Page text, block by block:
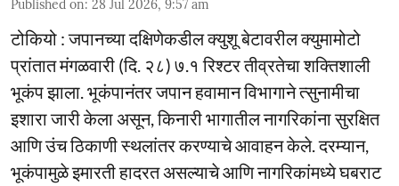
Published on: 28 Jul 2026, 9:57 am
टोकियो : जपानच्या दक्षिणेकडील क्युशू बेटावरील क्युमामोटो
प्रांतात मंगळवारी (दि. २८) ७.१ रिश्टर तीव्रतेचा शक्तिशाली
भूकंप झाला. भूकंपानंतर जपान हवामान विभागाने त्सुनामीचा
इशारा जारी केला असून, किनारी भागातील नागरिकांना सुरक्षित
आणि उंच ठिकाणी स्थलांतर करण्याचे आवाहन केले. दरम्यान,
भूकंपामुळे इमारती हादरत असल्याचे आणि नागरिकांमध्ये घबराट